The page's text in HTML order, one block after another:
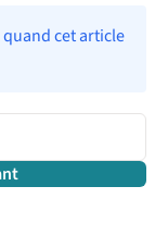
cet article